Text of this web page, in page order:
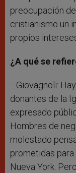
preocupación
cristianismo un
propios
¿A qué se
–Giovagnoli:
donantes de la
expresado
Hombres de
molestado
prometidas
Nueva York.